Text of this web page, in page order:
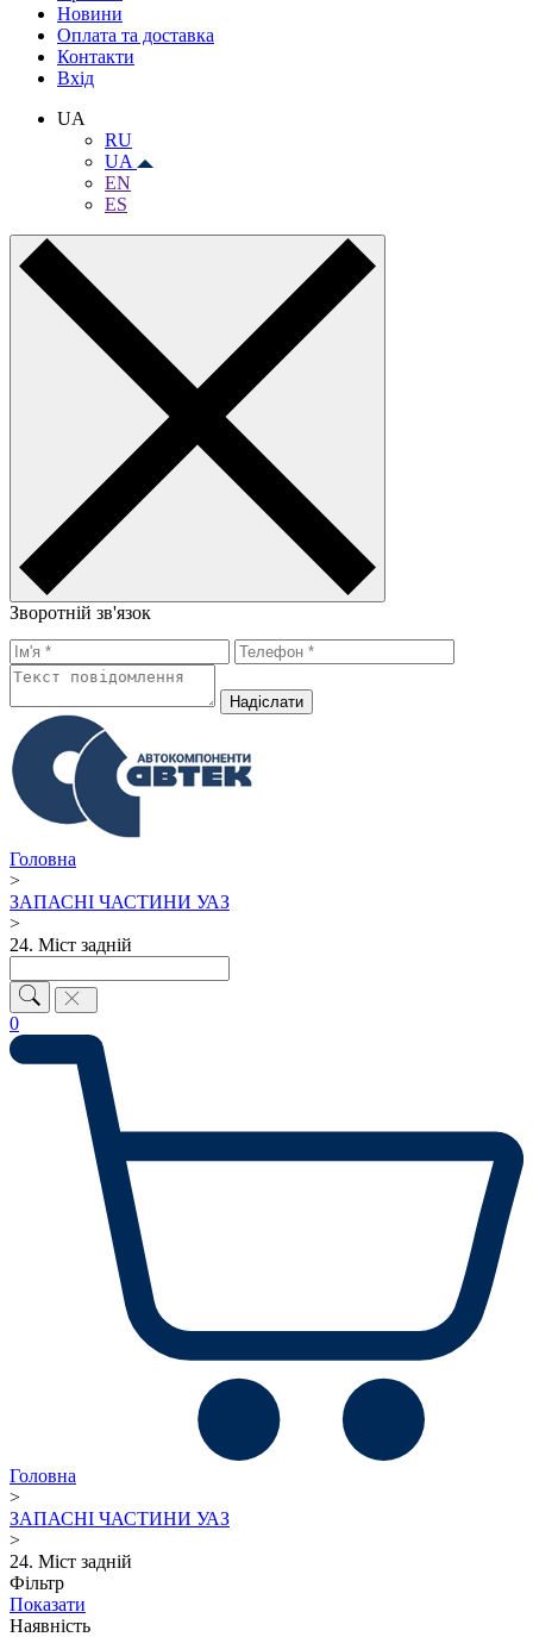
Новини
Оплата та доставка
Контакти
Вхiд
UA
RU
UA
EN
ES
Зворотній зв'язок
Надiслати
Головна
>
ЗАПАСНІ ЧАСТИНИ УАЗ
>
24. Міст задній
0
Головна
>
ЗАПАСНІ ЧАСТИНИ УАЗ
>
24. Міст задній
Фільтр
Показати
Наявність